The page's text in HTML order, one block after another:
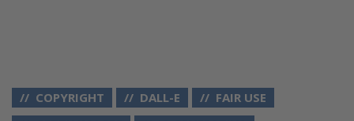
COPYRIGHT DALL-E
FAIR USE